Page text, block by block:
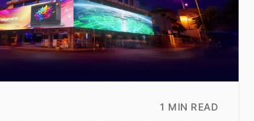
1 MIN READ